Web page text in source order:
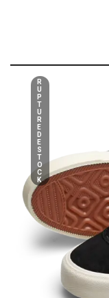
R
U
P
T
U
R
E
D
E
S
T
O
C
K